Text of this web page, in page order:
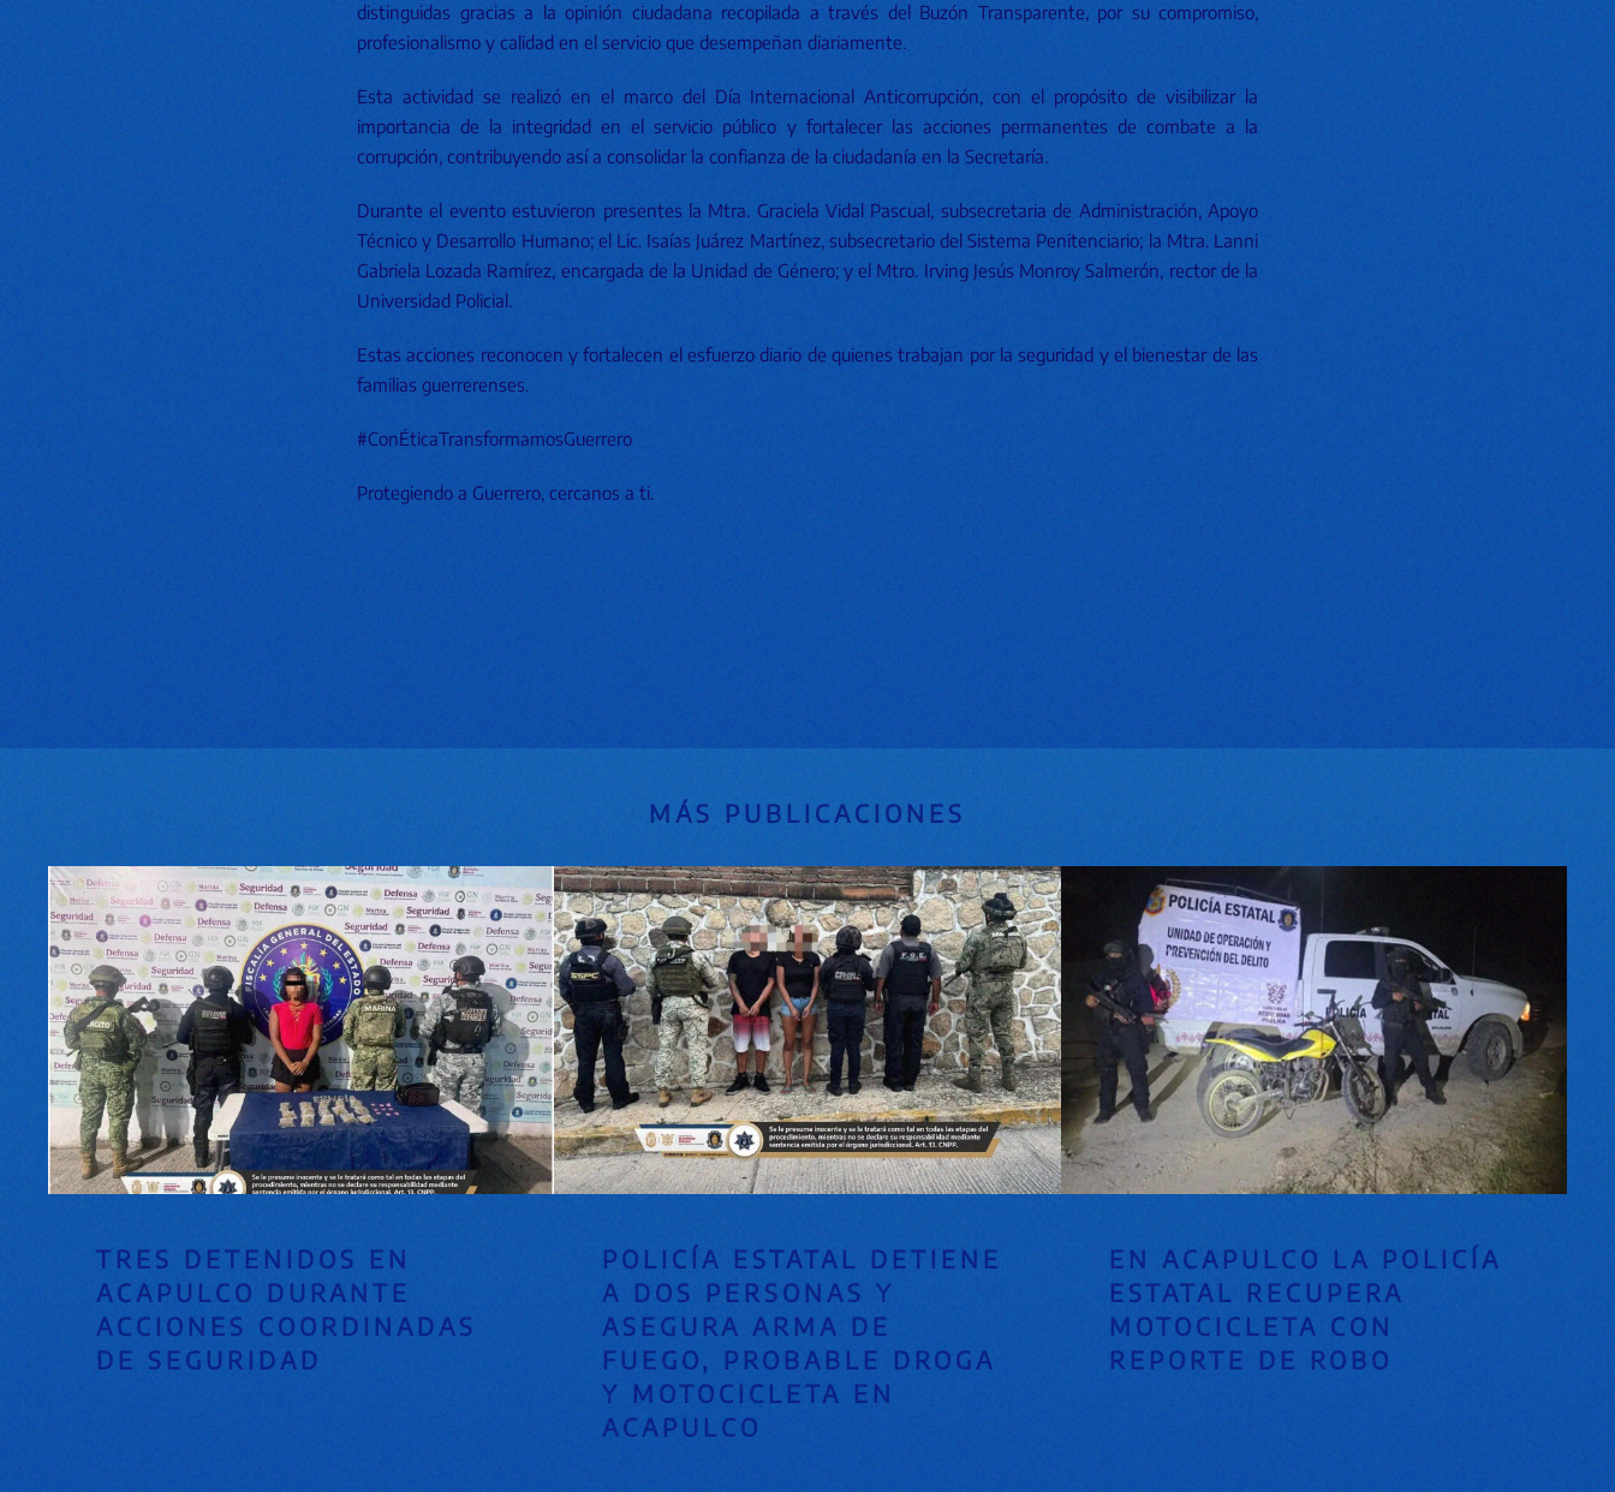
distinguidas gracias a la opinión ciudadana recopilada a través del Buzón Transparente, por su compromiso,
profesionalismo y calidad en el servicio que desempeñan diariamente.
Esta actividad se realizó en el marco del Día Internacional Anticorrupción, con el propósito de visibilizar la
importancia de la integridad en el servicio público y fortalecer las acciones permanentes de combate a la
corrupción, contribuyendo así a consolidar la confianza de la ciudadanía en la Secretaría.
Durante el evento estuvieron presentes la Mtra. Graciela Vidal Pascual, subsecretaria de Administración, Apoyo
Técnico y Desarrollo Humano; el Lic. Isaías Juárez Martínez, subsecretario del Sistema Penitenciario; la Mtra. Lanni
Gabriela Lozada Ramírez, encargada de la Unidad de Género; y el Mtro. Irving Jesús Monroy Salmerón, rector de la
Universidad Policial.
Estas acciones reconocen y fortalecen el esfuerzo diario de quienes trabajan por la seguridad y el bienestar de las
familias guerrerenses.
#ConÉticaTransformamosGuerrero
Protegiendo a Guerrero, cercanos a ti.
MÁS PUBLICACIONES
TRES DETENIDOS EN
ACAPULCO DURANTE
ACCIONES COORDINADAS
DE SEGURIDAD
POLICÍA ESTATAL DETIENE
A DOS PERSONAS Y
ASEGURA ARMA DE
FUEGO, PROBABLE DROGA
Y MOTOCICLETA EN
ACAPULCO
EN ACAPULCO LA POLICÍA
ESTATAL RECUPERA
MOTOCICLETA CON
REPORTE DE ROBO